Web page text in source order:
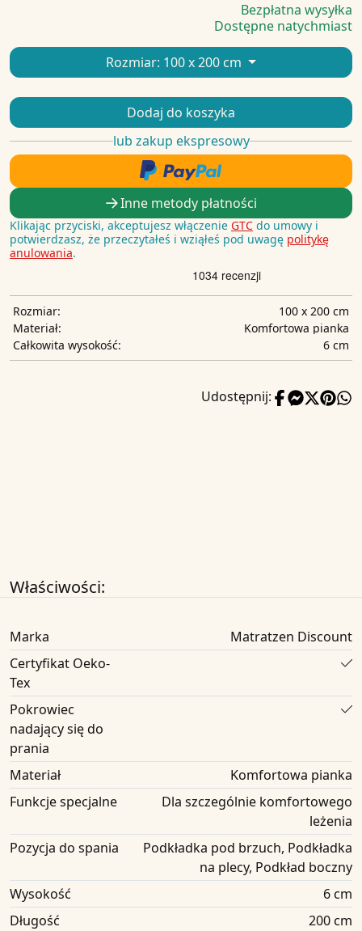
Bezpłatna wysyłka
Dostępne natychmiast
Rozmiar: 100 x 200 cm
Dodaj do koszyka
lub zakup ekspresowy
Inne metody płatności
Klikając przyciski, akceptujesz włączenie GTC do umowy i
potwierdzasz, że przeczytałeś i wziąłeś pod uwagę politykę
anulowania.
Rozmiar:
100 x 200 cm
Materiał:
Komfortowa pianka
Całkowita wysokość:
6 cm
Udostępnij:
Właściwości:
Marka
Matratzen Discount
Certyfikat Oeko-
Tex
Pokrowiec
nadający się do
prania
Materiał
Komfortowa pianka
Funkcje specjalne
Dla szczególnie komfortowego
leżenia
Pozycja do spania
Podkładka pod brzuch, Podkładka
na plecy, Podkład boczny
Wysokość
6 cm
Długość
200 cm